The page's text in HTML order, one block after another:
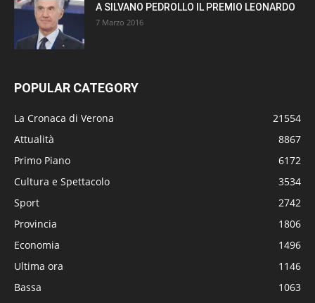
A SILVANO PEDROLLO IL PREMIO LEONARDO
7 Marzo 2016
POPULAR CATEGORY
La Cronaca di Verona
21554
Attualità
8867
Primo Piano
6172
Cultura e Spettacolo
3534
Sport
2742
Provincia
1806
Economia
1496
Ultima ora
1146
Bassa
1063